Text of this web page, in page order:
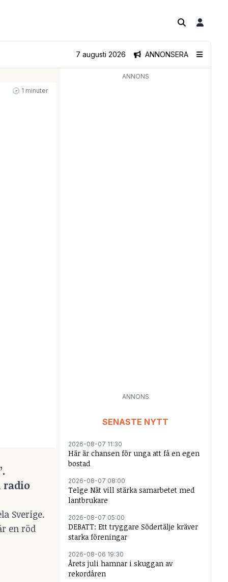
ANNONSERA
7 augusti 2026
🕝 1 minuter
radio
Sverige.
en röd
ANNONS
ANNONS
SENASTE NYTT
2026-08-07 11:30
Här är chansen för unga att få en egen
bostad
2026-08-07 08:00
Telge Nät vill stärka samarbetet med
lantbrukare
2026-08-07 05:00
DEBATT: Ett tryggare Södertälje kräver
starka föreningar
2026-08-06 19:30
Årets juli hamnar i skuggan av
rekordåren